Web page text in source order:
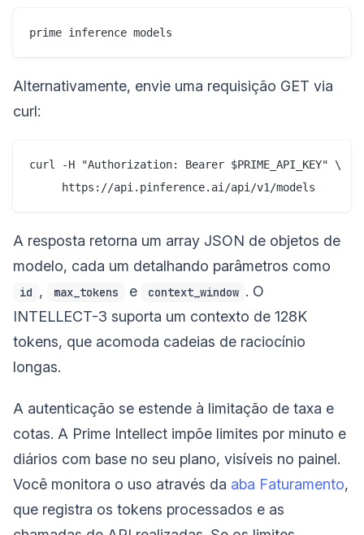
Alternativamente, envie uma requisição GET via
curl:
curl -H "Authorization: Bearer $PRIME_API_KEY" \
A resposta retorna um array JSON de objetos de
modelo, cada um detalhando parâmetros como
id , max_tokens e context_window . O
INTELLECT-3 suporta um contexto de 128K
tokens, que acomoda cadeias de raciocínio
longas.
A autenticação se estende à limitação de taxa e
cotas. A Prime Intellect impõe limites por minuto e
diários com base no seu plano, visíveis no painel.
Você monitora o uso através da aba Faturamento,
que registra os tokens processados e as